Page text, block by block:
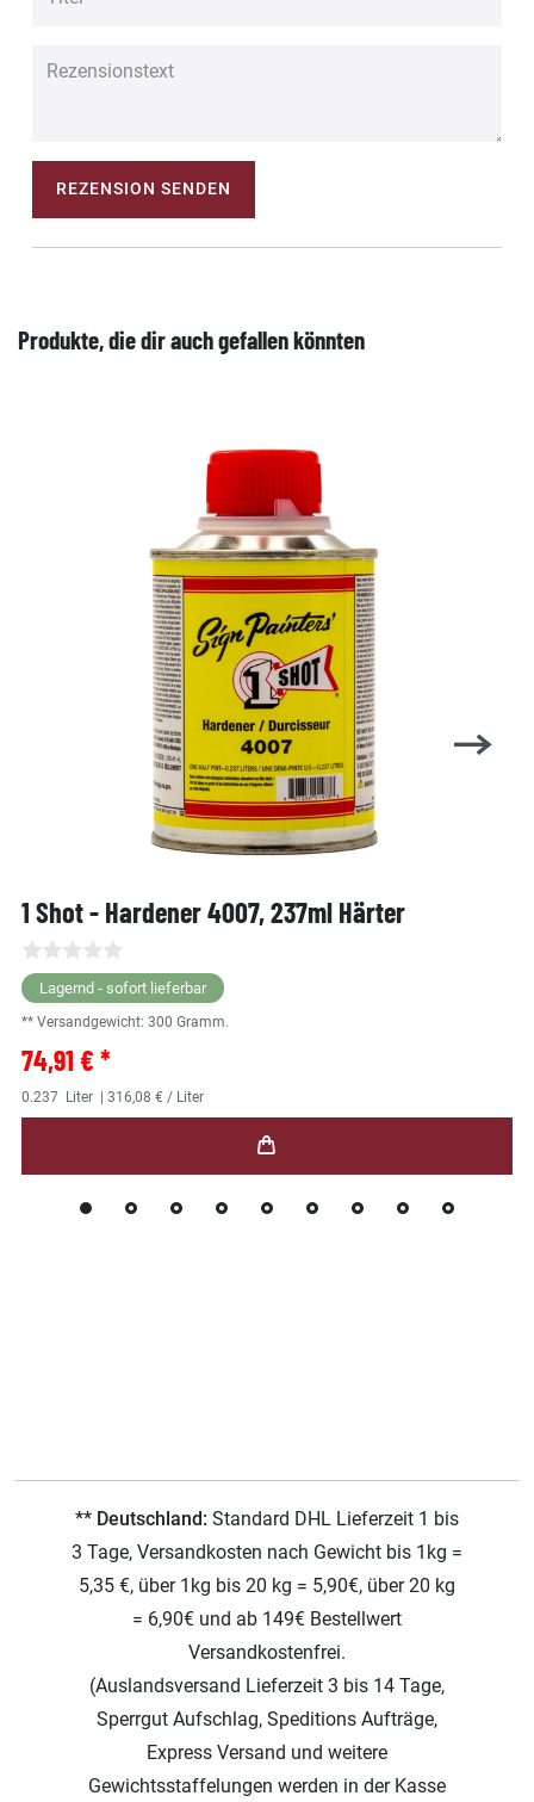
REZENSION SENDEN
Produkte, die dir auch gefallen könnten
1 Shot - Hardener 4007, 237ml Härter
Lagernd - sofort lieferbar
** Versandgewicht: 300 Gramm.
74,91 € *
0.237 Liter | 316,08 € / Liter
** Deutschland: Standard DHL Lieferzeit 1 bis
3 Tage, Versandkosten nach Gewicht bis 1kg =
5,35 €, über 1kg bis 20 kg = 5,90€, über 20 kg
= 6,90€ und ab 149€ Bestellwert
Versandkostenfrei.
(Auslandsversand Lieferzeit 3 bis 14 Tage,
Sperrgut Aufschlag, Speditions Aufträge,
Express Versand und weitere
Gewichtsstaffelungen werden in der Kasse